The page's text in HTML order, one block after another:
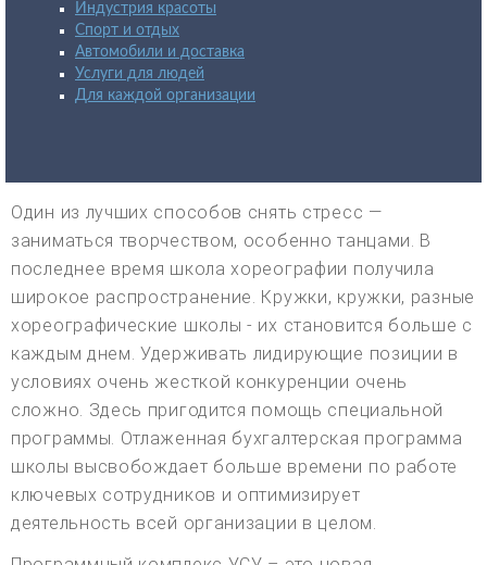
Индустрия красоты
Спорт и отдых
Автомобили и доставка
Услуги для людей
Для каждой организации
Один из лучших способов снять стресс —
заниматься творчеством, особенно танцами. В
последнее время школа хореографии получила
широкое распространение. Кружки, кружки, разные
хореографические школы - их становится больше с
каждым днем. Удерживать лидирующие позиции в
условиях очень жесткой конкуренции очень
сложно. Здесь пригодится помощь специальной
программы. Отлаженная бухгалтерская программа
школы высвобождает больше времени по работе
ключевых сотрудников и оптимизирует
деятельность всей организации в целом.